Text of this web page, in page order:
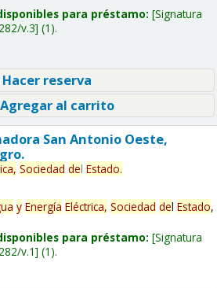
para préstamo: Signatura
v.3 (1).
reserva
al carrito
San Antonio Oeste,
Sociedad del Estado.
y Energía Eléctrica, Sociedad del Estado,
para préstamo: Signatura
v.1 (1).